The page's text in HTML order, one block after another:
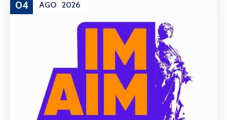
04 AGO 2026